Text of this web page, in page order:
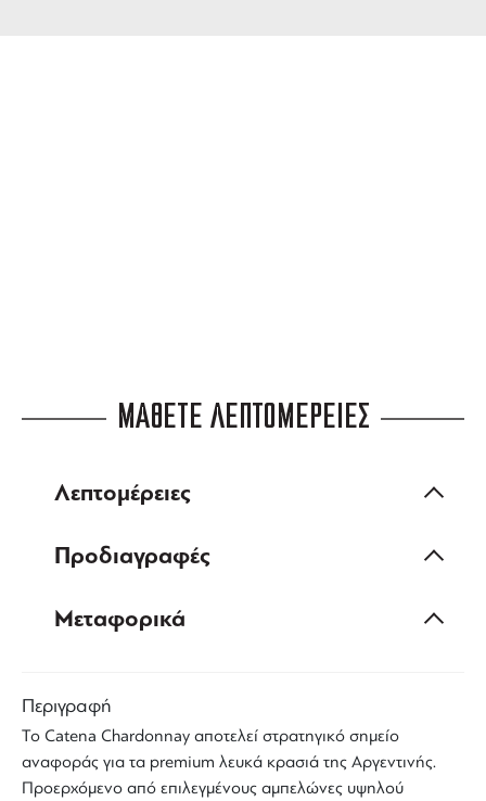
ΜΑΘΕΤΕ ΛΕΠΤΟΜΕΡΕΙΕΣ
Λεπτομέρειες
Προδιαγραφές
Μεταφορικά
Περιγραφή
Το Catena Chardonnay αποτελεί στρατηγικό σημείο
αναφοράς για τα premium λευκά κρασιά της Αργεντινής.
Προερχόμενο από επιλεγμένους αμπελώνες υψηλού